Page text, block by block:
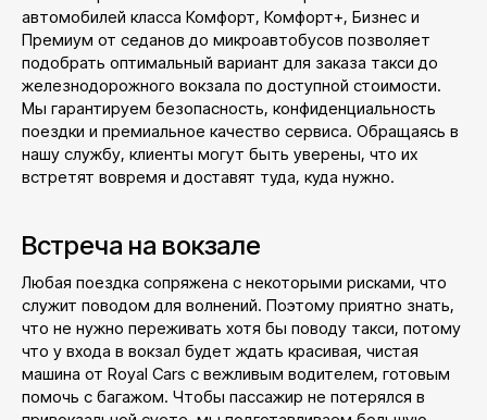
автомобилей класса Комфорт, Комфорт+, Бизнес и
Премиум от седанов до микроавтобусов позволяет
подобрать оптимальный вариант для заказа такси до
железнодорожного вокзала по доступной стоимости.
Мы гарантируем безопасность, конфиденциальность
поездки и премиальное качество сервиса. Обращаясь в
нашу службу, клиенты могут быть уверены, что их
встретят вовремя и доставят туда, куда нужно.
Встреча на вокзале
Любая поездка сопряжена с некоторыми рисками, что
служит поводом для волнений. Поэтому приятно знать,
что не нужно переживать хотя бы поводу такси, потому
что у входа в вокзал будет ждать красивая, чистая
машина от Royal Cars c вежливым водителем, готовым
помочь с багажом. Чтобы пассажир не потерялся в